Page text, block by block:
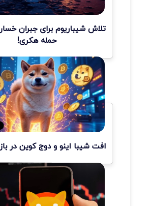
تلاش شیباریوم برای جبران
حمله هکری!
افت شیبا اینو و دوج کوین در